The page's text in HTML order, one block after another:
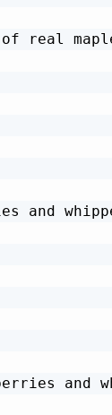
real
and
and